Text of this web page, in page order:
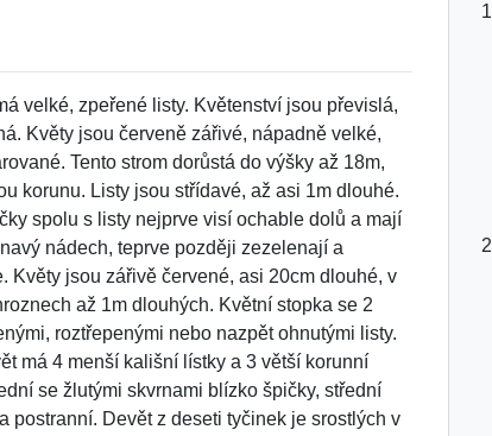
velké, zpeřené listy. Květenství jsou převislá,
Květy jsou červeně zářivé, nápadně velké,
Tento strom dorůstá do výšky až 18m,
korunu. Listy jsou střídavé, až asi 1m dlouhé.
spolu s listy nejprve visí ochable dolů a mají
nádech, teprve později zezelenají a
Květy jsou zářivě červené, asi 20cm dlouhé, v
až 1m dlouhých. Květní stopka se 2
roztřepenými nebo nazpět ohnutými listy.
má 4 menší kališní lístky a 3 větší korunní
se žlutými skvrnami blízko špičky, střední
postranní. Devět z deseti tyčinek je srostlých v